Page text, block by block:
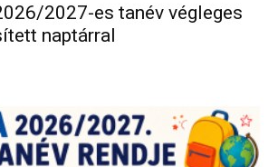
2027-es tanév végleges
naptárral